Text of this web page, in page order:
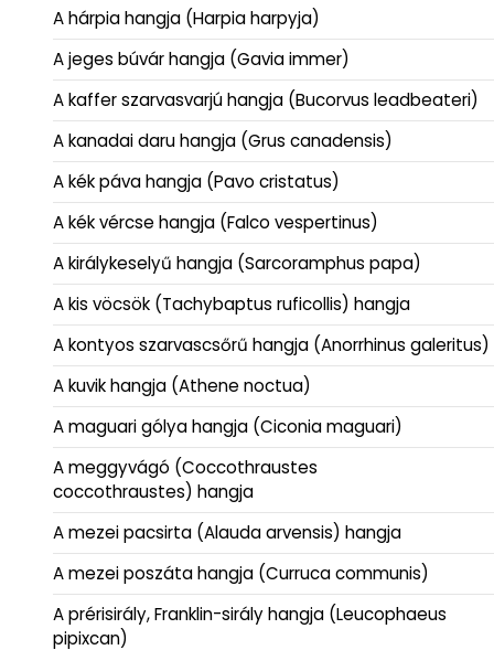
A hárpia hangja (Harpia harpyja)
A jeges búvár hangja (Gavia immer)
A kaffer szarvasvarjú hangja (Bucorvus leadbeateri)
A kanadai daru hangja (Grus canadensis)
A kék páva hangja (Pavo cristatus)
A kék vércse hangja (Falco vespertinus)
A királykeselyű hangja (Sarcoramphus papa)
A kis vöcsök (Tachybaptus ruficollis) hangja
A kontyos szarvascsőrű hangja (Anorrhinus galeritus)
A kuvik hangja (Athene noctua)
A maguari gólya hangja (Ciconia maguari)
A meggyvágó (Coccothraustes
coccothraustes) hangja
A mezei pacsirta (Alauda arvensis) hangja
A mezei poszáta hangja (Curruca communis)
A prérisirály, Franklin-sirály hangja (Leucophaeus
pipixcan)